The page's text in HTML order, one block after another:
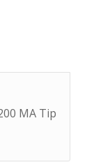
MA Tip